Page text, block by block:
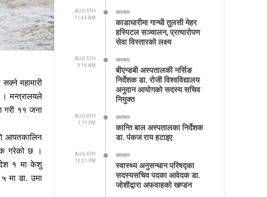
महामारी
मन्त्रालयले
गरी ११ जना
आपतकालिन
गरेको छ ।
१ मा केशु
मा डा. उमा
AUG 5TH
11:43 AM
समाचार
काडाघारीमा गान्धी तुलसी मेहर
हस्पिटल सञ्चालन, प्रत्यारोपण
सेवा विस्तारको लक्ष्य
AUG 5TH
9:16 AM
समाचार
बीएन्डबी अस्पतालकी नर्सिङ
निर्देशक डा. रोजी विश्वविद्यालय
अनुदान आयोगको सदस्य सचिव
नियुक्त
AUG 4TH
1:11 PM
समाचार
कान्ति बाल अस्पतालका निर्देशक
डा. पंकज राय हटाइए
AUG 4TH
12:21 PM
समाचार
स्वास्थ्य अनुसन्धान परिषद्का
सदस्यसचिव पदका आवेदक डा.
जोशीद्वारा अफवाहको खण्डन